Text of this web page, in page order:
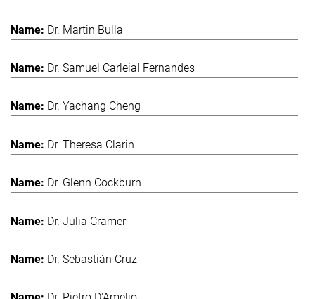
Dr. Martin Bulla
Dr. Samuel Carleial Fernandes
Dr. Yachang Cheng
Dr. Theresa Clarin
Dr. Glenn Cockburn
Dr. Julia Cramer
Dr. Sebastián Cruz